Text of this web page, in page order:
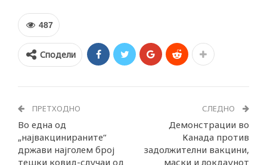
487
Сподели
ПРЕТХОДНО
Во една од
„највакцинираните“
држави најголем број
тешки ковид-случаи од
СЛЕДНО
Демонстрации во
Канада против
задолжителни вакцини,
маски и локдаунот